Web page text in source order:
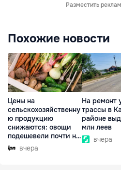
Разместить
Похожие новости
Цены на
сельскохозяйственну
ю продукцию
снижаются: овощи
подешевели почти на
30% вчера
На ремонт
трассы в
районе
млн леев
вчера